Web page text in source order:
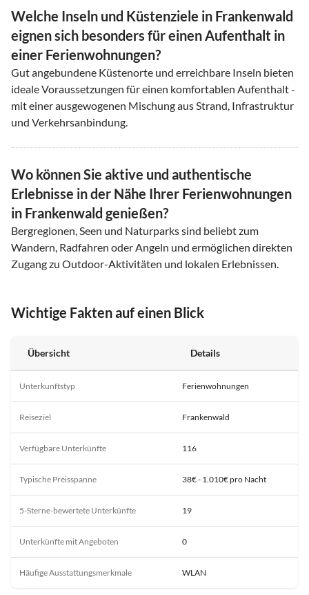
Welche Inseln und Küstenziele in Frankenwald
eignen sich besonders für einen Aufenthalt in
einer Ferienwohnungen?
Gut angebundene Küstenorte und erreichbare Inseln bieten
ideale Voraussetzungen für einen komfortablen Aufenthalt -
mit einer ausgewogenen Mischung aus Strand, Infrastruktur
und Verkehrsanbindung.
Wo können Sie aktive und authentische
Erlebnisse in der Nähe Ihrer Ferienwohnungen
in Frankenwald genießen?
Bergregionen, Seen und Naturparks sind beliebt zum
Wandern, Radfahren oder Angeln und ermöglichen direkten
Zugang zu Outdoor-Aktivitäten und lokalen Erlebnissen.
Wichtige Fakten auf einen Blick
Übersicht Details
Unterkunftstyp Ferienwohnungen
Reiseziel Frankenwald
Verfügbare Unterkünfte 116
Typische Preisspanne 38€ - 1.010€ pro Nacht
5-Sterne-bewertete Unterkünfte 19
Unterkünfte mit Angeboten 0
Häufige Ausstattungsmerkmale WLAN